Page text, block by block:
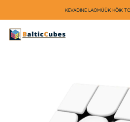
KEVADINE LAOMÜÜK KÕIK